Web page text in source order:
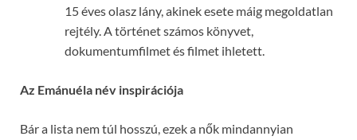
15 éves olasz lány, akinek esete máig megoldatlan
rejtély. A történet számos könyvet,
dokumentumfilmet és filmet ihletett.
Az Emánuéla név inspirációja
Bár a lista nem túl hosszú, ezek a nők mindannyian